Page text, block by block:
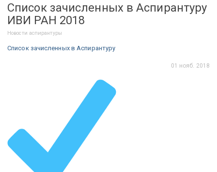
Список зачисленных в Аспирантуру
ИВИ РАН 2018
Новости аспирантуры
Список зачисленных в Аспирантуру
01 нояб. 2018